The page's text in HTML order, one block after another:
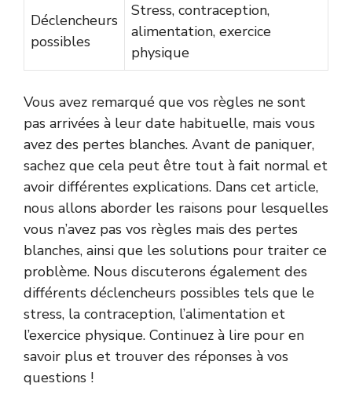
Déclencheurs
possibles
Stress, contraception,
alimentation, exercice
physique
Vous avez remarqué que vos règles ne sont
pas arrivées à leur date habituelle, mais vous
avez des pertes blanches. Avant de paniquer,
sachez que cela peut être tout à fait normal et
avoir différentes explications. Dans cet article,
nous allons aborder les raisons pour lesquelles
vous n’avez pas vos règles mais des pertes
blanches, ainsi que les solutions pour traiter ce
problème. Nous discuterons également des
différents déclencheurs possibles tels que le
stress, la contraception, l’alimentation et
l’exercice physique. Continuez à lire pour en
savoir plus et trouver des réponses à vos
questions !